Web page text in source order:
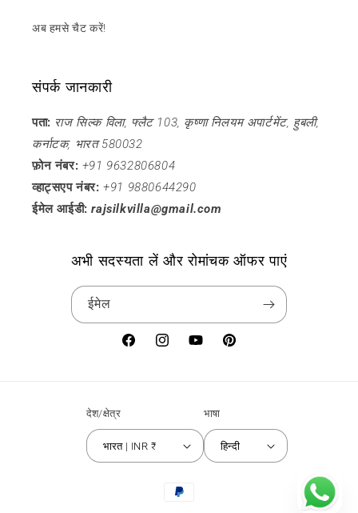
अब हमसे चैट करें!
संपर्क जानकारी
पता: राज सिल्क विला, फ्लैट 103, कृष्णा निलयम अपार्टमेंट, हुबली,
कर्नाटक, भारत 580032
फ़ोन नंबर: +91 9632806804
व्हाट्सएप नंबर: +91 9880644290
ईमेल आईडी: rajsilkvilla@gmail.com
अभी सदस्यता लें और रोमांचक ऑफर पाएं
ईमेल
फेसबुक Instagram
यूट्यूब Pinterest
देश/क्षेत्र
भारत | INR ₹
भाषा
हिन्दी
भुगतान